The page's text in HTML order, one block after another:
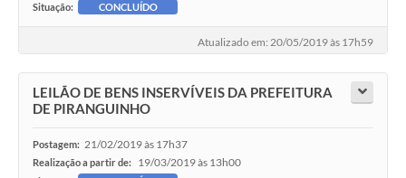
Situação: CONCLUÍDO
Atualizado em: 20/05/2019 às 17h59
LEILÃO DE BENS INSERVÍVEIS DA PREFEITURA
DE PIRANGUINHO
Postagem: 21/02/2019 às 17h37
Realização a partir de: 19/03/2019 às 13h00